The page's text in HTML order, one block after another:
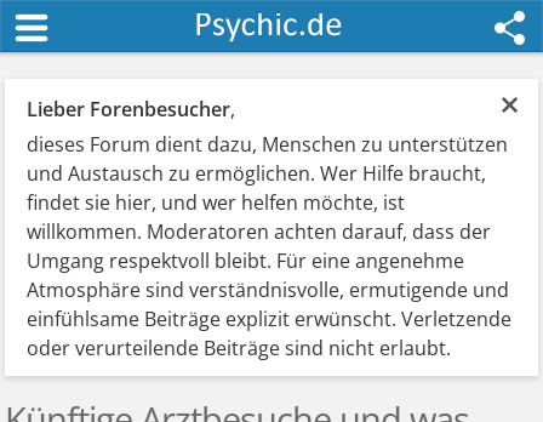
×
Lieber Forenbesucher,
dieses Forum dient dazu, Menschen zu unterstützen
und Austausch zu ermöglichen. Wer Hilfe braucht,
findet sie hier, und wer helfen möchte, ist
willkommen. Moderatoren achten darauf, dass der
Umgang respektvoll bleibt. Für eine angenehme
Atmosphäre sind verständnisvolle, ermutigende und
einfühlsame Beiträge explizit erwünscht. Verletzende
oder verurteilende Beiträge sind nicht erlaubt.